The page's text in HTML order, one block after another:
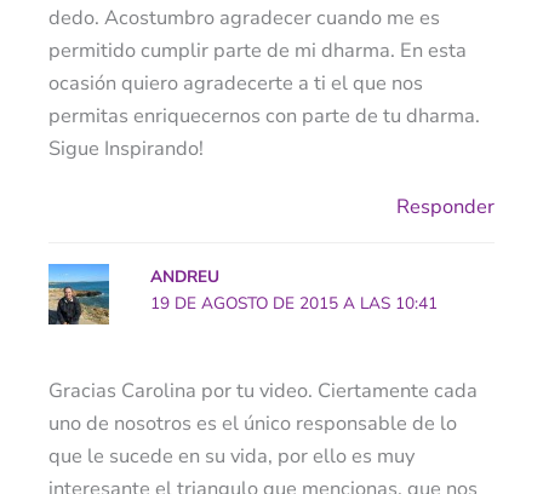
dedo. Acostumbro agradecer cuando me es
permitido cumplir parte de mi dharma. En esta
ocasión quiero agradecerte a ti el que nos
permitas enriquecernos con parte de tu dharma.
Sigue Inspirando!
Responder
ANDREU
19 DE AGOSTO DE 2015 A LAS 10:41
Gracias Carolina por tu video. Ciertamente cada
uno de nosotros es el único responsable de lo
que le sucede en su vida, por ello es muy
interesante el triangulo que mencionas, que nos